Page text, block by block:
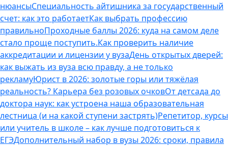
нюансыСпециальность айтишника за государственный
счет: как это работаетКак выбрать профессию
правильноПроходные баллы 2026: куда на самом деле
стало проще поступить.Как проверить наличие
аккредитации и лицензии у вузаДень открытых дверей:
как выжать из вуза всю правду, а не только
рекламуЮрист в 2026: золотые горы или тяжёлая
реальность? Карьера без розовых очковОт детсада до
доктора наук: как устроена наша образовательная
лестница (и на какой ступени застрять)Репетитор, курсы
или учитель в школе – как лучше подготовиться к
ЕГЭДополнительный набор в вузы 2026: сроки, правила